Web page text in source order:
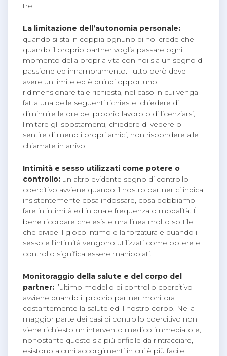
tre.
La limitazione dell’autonomia personale:
quando si sta in coppia ognuno di noi crede che
quando il proprio partner voglia passare ogni
momento della propria vita con noi sia un segno di
passione ed innamoramento. Tutto però deve
avere un limite ed è quindi opportuno
ridimensionare tale richiesta, nel caso in cui venga
fatta una delle seguenti richieste: chiedere di
diminuire le ore del proprio lavoro o di licenziarsi,
limitare gli spostamenti, chiedere di vedere o
sentire di meno i propri amici, non rispondere alle
chiamate in arrivo.
Intimità e sesso utilizzati come potere o
controllo: un altro evidente segno di controllo
coercitivo avviene quando il nostro partner ci indica
insistentemente cosa indossare, cosa dobbiamo
fare in intimità ed in quale frequenza o modalità. È
bene ricordare che esiste una linea molto sottile
che divide il gioco intimo e la forzatura e quando il
sesso e l’intimità vengono utilizzati come potere e
controllo significa essere manipolati.
Monitoraggio della salute e del corpo del
partner: l’ultimo modello di controllo coercitivo
avviene quando il proprio partner monitora
costantemente la salute ed il nostro corpo. Nella
maggior parte dei casi di controllo coercitivo non
viene richiesto un intervento medico immediato e,
nonostante questo sia più difficile da rintracciare,
esistono alcuni accorgimenti in cui è più facile